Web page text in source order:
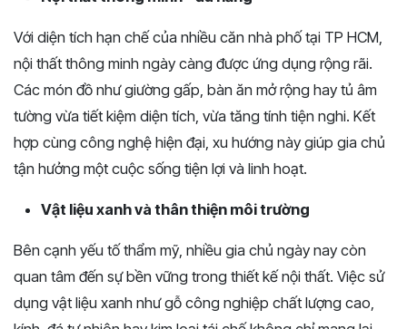
Với diện tích hạn chế của nhiều căn nhà phố tại TP HCM,
nội thất thông minh ngày càng được ứng dụng rộng rãi.
Các món đồ như giường gấp, bàn ăn mở rộng hay tủ âm
tường vừa tiết kiệm diện tích, vừa tăng tính tiện nghi. Kết
hợp cùng công nghệ hiện đại, xu hướng này giúp gia chủ
tận hưởng một cuộc sống tiện lợi và linh hoạt.
Vật liệu xanh và thân thiện môi trường
Bên cạnh yếu tố thẩm mỹ, nhiều gia chủ ngày nay còn
quan tâm đến sự bền vững trong thiết kế nội thất. Việc sử
dụng vật liệu xanh như gỗ công nghiệp chất lượng cao,